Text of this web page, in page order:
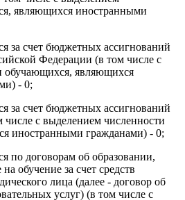
являющихся иностранными
за счет бюджетных ассигнований
Федерации (в том числе с
обучающихся, являющихся
- 0;
за счет бюджетных ассигнований
с выделением численности
иностранными гражданами) - 0;
по договорам об образовании,
обучение за счет средств
лица (далее - договор об
услуг) (в том числе с